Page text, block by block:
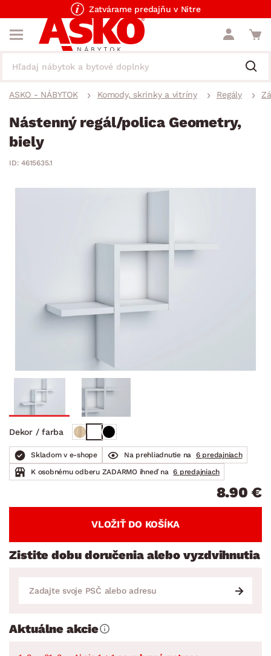
Zatvárame predajňu v Nitre
ASKO - NÁBYTOK Komody, skrinky a vitríny Regály
Nástenný regál/polica Geometry,
biely
ID: 4615635.1
Dekor / farba
Skladom v e-shope Na prehliadnutie na
6 predajniach
K osobnému odberu ZADARMO ihneď na 6 predajniach
8.90 €
VLOŽIŤ DO KOŠÍKA
Zistite dobu doručenia alebo vyzdvihnutia
Aktuálne akcie